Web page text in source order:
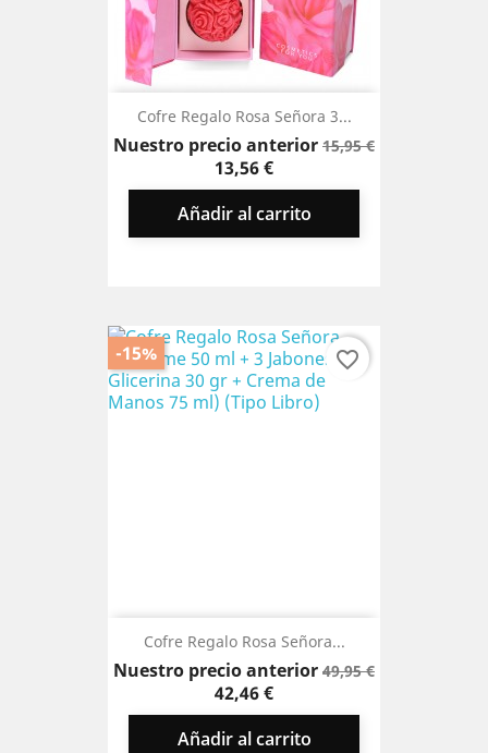
Cofre Regalo Rosa Señora 3...
Nuestro precio anteriorPrecio
15,95 €Precio
13,56 €
Añadir al carrito
Cofre Regalo Rosa Señora...
Nuestro precio anteriorPrecio
49,95 €Precio
42,46 €
Añadir al carrito
-15% favorite_border